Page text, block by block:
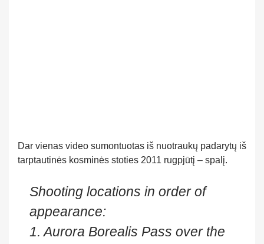
Dar vienas video sumontuotas iš nuotraukų padarytų iš
tarptautinės kosminės stoties 2011 rugpjūtį – spalį.
Shooting locations in order of
appearance:
1. Aurora Borealis Pass over the